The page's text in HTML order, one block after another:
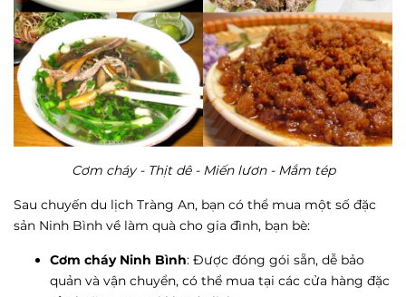
Cơm cháy - Thịt dê - Miến lươn - Mắm tép
Sau chuyến du lịch Tràng An, bạn có thể mua một số đặc
sản Ninh Bình về làm quà cho gia đình, bạn bè:
Cơm cháy Ninh Bình: Được đóng gói sẵn, dễ bảo
quản và vận chuyển, có thể mua tại các cửa hàng đặc